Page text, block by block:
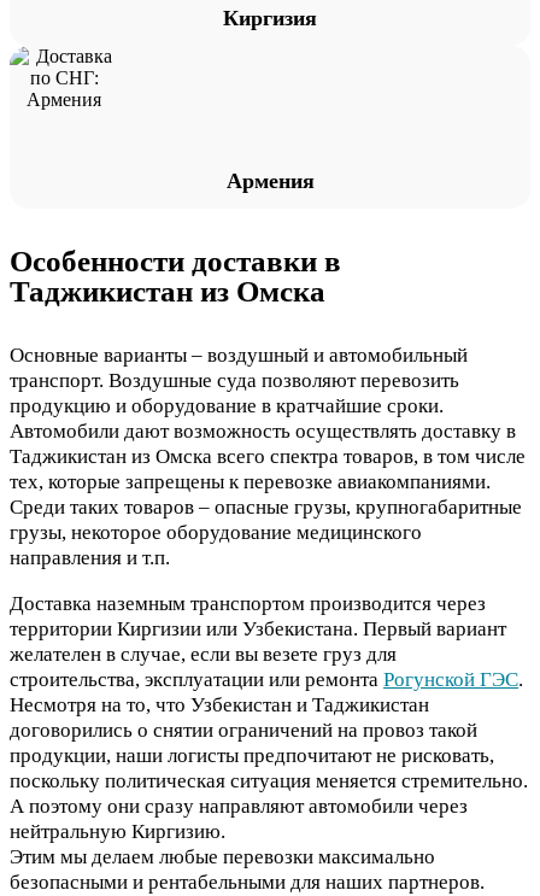
Киргизия
Армения
Особенности доставки в
Таджикистан из Омска
Основные варианты – воздушный и автомобильный
транспорт. Воздушные суда позволяют перевозить
продукцию и оборудование в кратчайшие сроки.
Автомобили дают возможность осуществлять доставку в
Таджикистан из Омска всего спектра товаров, в том числе
тех, которые запрещены к перевозке авиакомпаниями.
Среди таких товаров – опасные грузы, крупногабаритные
грузы, некоторое оборудование медицинского
направления и т.п.
Доставка наземным транспортом производится через
территории Киргизии или Узбекистана. Первый вариант
желателен в случае, если вы везете груз для
строительства, эксплуатации или ремонта Рогунской ГЭС.
Несмотря на то, что Узбекистан и Таджикистан
договорились о снятии ограничений на провоз такой
продукции, наши логисты предпочитают не рисковать,
поскольку политическая ситуация меняется стремительно.
А поэтому они сразу направляют автомобили через
нейтральную Киргизию.
Этим мы делаем любые перевозки максимально
безопасными и рентабельными для наших партнеров.